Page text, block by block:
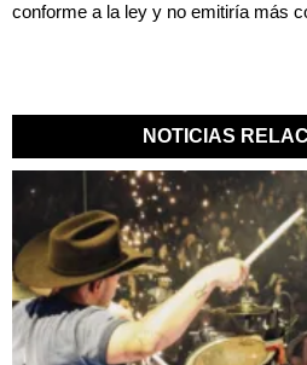
conforme a la ley y no emitiría más
NOTICIAS